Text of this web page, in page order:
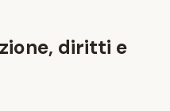
diritti e